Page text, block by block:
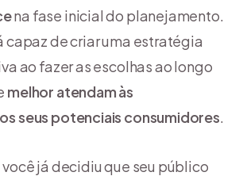
na fase inicial do planejamento.
capaz de criar uma estratégia
ao fazer as escolhas ao longo
melhor atendam às
seus potenciais consumidores.
já decidiu que seu público